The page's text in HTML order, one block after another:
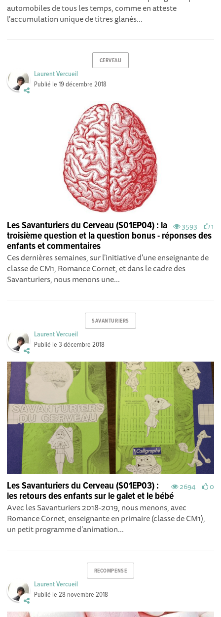
automobiles de tous les temps, comme en atteste
l'accumulation unique de titres glanés...
CERVEAU
Laurent Vercueil
Publié le19 décembre 2018
3593 1
Les Savanturiers du Cerveau (S01EP04) : la
troisième question et la question bonus - réponses des
enfants et commentaires
Ces dernières semaines, sur l'initiative d'une enseignante de
classe de CM1, Romance Cornet, et dans le cadre des
Savanturiers, nous menons une...
SAVANTURIERS
Laurent Vercueil
Publié le3 décembre 2018
2694 0
Les Savanturiers du Cerveau (S01EP03) :
les retours des enfants sur le galet et le bébé
Avec les Savanturiers 2018-2019, nous menons, avec
Romance Cornet, enseignante en primaire (classe de CM1),
un petit programme d'animation...
RECOMPENSE
Laurent Vercueil
Publié le28 novembre 2018